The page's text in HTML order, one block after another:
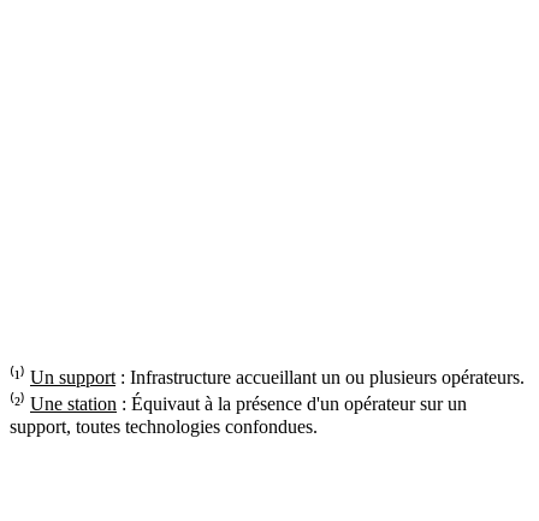
⁽¹⁾ Un support : Infrastructure accueillant un ou plusieurs opérateurs.
⁽²⁾ Une station : Équivaut à la présence d'un opérateur sur un
support, toutes technologies confondues.